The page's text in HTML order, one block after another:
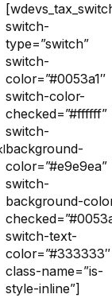
switch-
type=”switch”
switch-
color=”#0053a1″
switch-color-
checked=”#ffffff”
switch-
background-
color=”#e9e9ea”
switch-
background-
switch-text-
color=”#333333″
class-name=”is-
style-inline”]